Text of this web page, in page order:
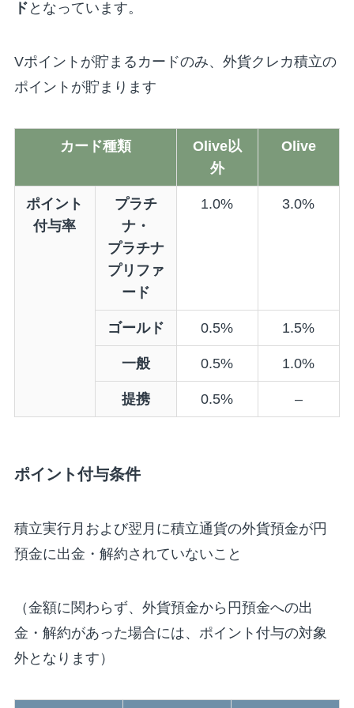
ド となっています。
Vポイントが貯まるカードのみ、外貨クレカ積立の
ポイントが貯まります
カード種類
Olive以
外
Olive
ポイント
付与率
プラチ
ナ・
プラチナ
プリファ
ード
1.0% 3.0%
ゴールド 0.5% 1.5%
一般 0.5% 1.0%
提携 0.5% –
ポイント付与条件
積立実行月および翌月に積立通貨の外貨預金が円
預金に出金・解約されていないこと
（金額に関わらず、外貨預金から円預金への出
金・解約があった場合には、ポイント付与の対象
外となります）